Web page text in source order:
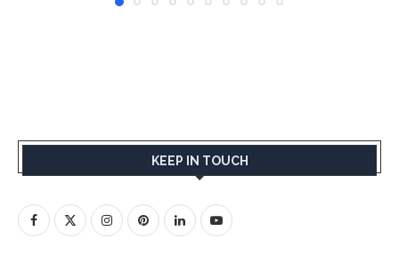
KEEP IN TOUCH